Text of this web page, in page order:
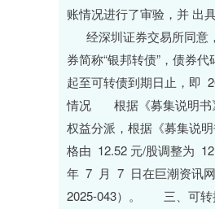
账情况进行了审验，并 出
经深圳证券交易所同意
券简称“银邦转债”，债券
起至可转债到期日止，
情况 根据《募集说明书
权益分派，根据《募集说
格由 12.52 元/股调整为
年 7 月 7 日在巨潮资讯网
2025-043）。 三、可转